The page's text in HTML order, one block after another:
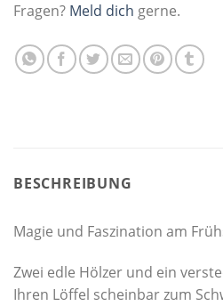
Fragen? Meld dich gerne.
BESCHREIBUNG
Magie und Faszination am
Zwei edle Hölzer und ein
Ihren Löffel scheinbar zum